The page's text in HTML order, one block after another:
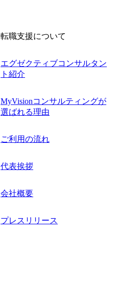
転職支援について
エグゼクティブコンサルタン
ト紹介
MyVisionコンサルティングが
選ばれる理由
ご利用の流れ
代表挨拶
会社概要
プレスリリース